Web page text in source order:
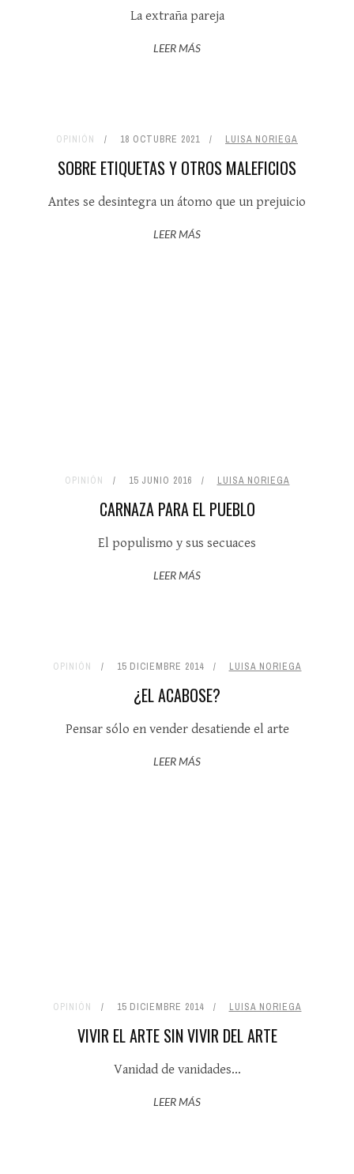
La extraña pareja
LEER MÁS
OPINIÓN 18 OCTUBRE 2021 LUISA NORIEGA
SOBRE ETIQUETAS Y OTROS MALEFICIOS
Antes se desintegra un átomo que un prejuicio
LEER MÁS
OPINIÓN 15 JUNIO 2016 LUISA NORIEGA
CARNAZA PARA EL PUEBLO
El populismo y sus secuaces
LEER MÁS
OPINIÓN 15 DICIEMBRE 2014 LUISA NORIEGA
¿EL ACABOSE?
Pensar sólo en vender desatiende el arte
LEER MÁS
OPINIÓN 15 DICIEMBRE 2014 LUISA NORIEGA
VIVIR EL ARTE SIN VIVIR DEL ARTE
Vanidad de vanidades...
LEER MÁS